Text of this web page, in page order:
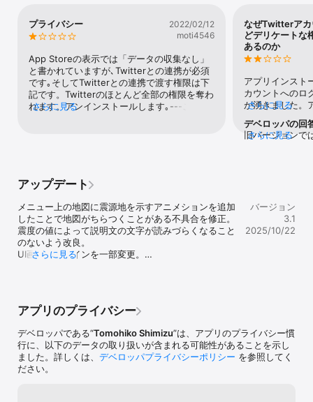
・本アプリは気象庁が発表した地震情報をサードパーティが運営す
る配信サービスを介して地震情報をお知らせしています。サードパ
ーティが運営するシステムあるいは回線設備、本アプリの不具合ほ
かの事由で情報を受信できない場合がありますので、予めご了承下
さい。
・本アプリが提供する地震情報は地震速報ではなく、ある程度情報
が収集できた後に発生した地震に関する概要を提供しています。加
えて、本アプリは情報提供元の資源に過度な負荷などが生じること
のないよう、およそ1分毎のインターバルを設けてデータを処理して
います。したがいまして、地震情報の提供には一定のタイムラグが
最新の地震情報を、最大震度、発生した地震の概要、震源地を示す
地図、地震を観測した周辺地域の一覧リストをメニュー画面にまと
めてお知らせします。
[ 最新の地震速報ツイートを日本語の音声などで知らせます ]
スによるお知らせ機能も用意しています。
最新の地震発生情報に加えて、過去に受信した地震情報を履歴アー
カイブとして自動的に保存します。各履歴アーカイブでは、地震の
概要、震源地の地図、各地域の最大震度の一覧リストを確認できま
す。
プライバシー
2022/02/12
moti4546
App Storeの表示では「データの収集なし」
と書かれていますが､Twitterとの連携が必須
です｡そしてTwitterとの連携で渡す権限は下
記です。Twitterのほとんど全部の権限を奪わ
れます。アンインストールします｡---このア
する。フォロー、ミュート、ブロックしてい
るアカウントを確認する。他のアカウントを
フォロー、フォロー解除する。このアカウン
トでプロフィールとアカウントの設定を変更
する。このアカウントでツイートを送信およ
び削除する、他のアカウントのツイートをエ
ンゲージメント（いいね、いいねの取り消
し、ツイートへの返信、リツイートなど）す
さらに見る
なぜTwitterアカ
どデリケートな
あるのか
アプリインスト
カウントへのロ
が湧きました。
たのですが、無
たので、アプリ
さらに見る
デベロッパの回
旧バージョンで
ムラグはある
象庁のデータ
築しています。
さらに見る
アップデート
メニュー上の地図に震源地を示すアニメションを追加
したことで地図がちらつくことがある不具合を修正。
震度の値によって説明文の文字が読みづらくなること
のないよう改良。
UI画面のデザインを一部変更。
さらに見る
バージョン
3.1
2025/10/22
アプリのプライバシー
デベロッパである“Tomohiko Shimizu”は、アプリのプライバシー慣
行に、以下のデータの取り扱いが含まれる可能性があることを示し
ました。詳しくは、 デベロッパプライバシーポリシー を参照してく
ださい。